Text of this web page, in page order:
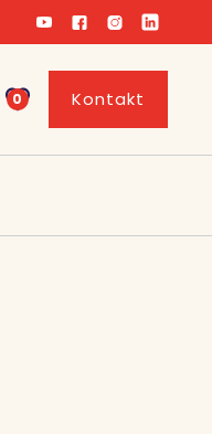
0 Kontakt